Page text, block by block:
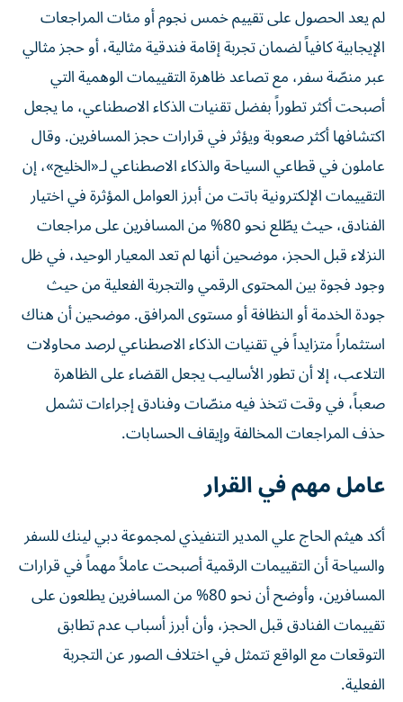
لم يعد الحصول على تقييم خمس نجوم أو مئات المراجعات
الإيجابية كافياً لضمان تجربة إقامة فندقية مثالية، أو حجز مثالي
عبر منصّة سفر، مع تصاعد ظاهرة التقييمات الوهمية التي
أصبحت أكثر تطوراً بفضل تقنيات الذكاء الاصطناعي، ما يجعل
اكتشافها أكثر صعوبة ويؤثر في قرارات حجز المسافرين. وقال
عاملون في قطاعي السياحة والذكاء الاصطناعي لـ«الخليج»، إن
التقييمات الإلكترونية باتت من أبرز العوامل المؤثرة في اختيار
الفنادق، حيث يطّلع نحو 80% من المسافرين على مراجعات
النزلاء قبل الحجز، موضحين أنها لم تعد المعيار الوحيد، في ظل
وجود فجوة بين المحتوى الرقمي والتجربة الفعلية من حيث
جودة الخدمة أو النظافة أو مستوى المرافق. موضحين أن هناك
استثماراً متزايداً في تقنيات الذكاء الاصطناعي لرصد محاولات
التلاعب، إلا أن تطور الأساليب يجعل القضاء على الظاهرة
صعباً، في وقت تتخذ فيه منصّات وفنادق إجراءات تشمل
حذف المراجعات المخالفة وإيقاف الحسابات.
عامل مهم في القرار
أكد هيثم الحاج علي المدير التنفيذي لمجموعة دبي لينك للسفر
والسياحة أن التقييمات الرقمية أصبحت عاملاً مهماً في قرارات
المسافرين، وأوضح أن نحو 80% من المسافرين يطلعون على
تقييمات الفنادق قبل الحجز، وأن أبرز أسباب عدم تطابق
التوقعات مع الواقع تتمثل في اختلاف الصور عن التجربة
الفعلية.